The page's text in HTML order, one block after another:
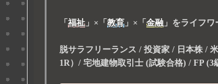
「 福祉 」 × 「 教育 」 × 「 金融 」 をライフワ
脱サラフリーランス / 投資家 / 日本株 /
1R）/ 宅地建物取引士 (試験合格) / FP (3